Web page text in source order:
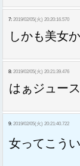
7: 2019/02/05(火) 20:20:16.570
しかも美女
8: 2019/02/05(火) 20:21:39.476
はぁジュー
9: 2019/02/05(火) 20:21:40.722
女ってこう